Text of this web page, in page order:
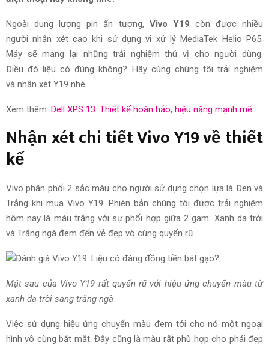
Ngoài dung lượng pin ấn tượng, Vivo Y19 còn đượcnhiều
người nhận xétcao khi sử dụng vi xử lý MediaTek Helio P65.
Máy sẽ mang lại những trải nghiệm thú vị chongười dùng.
Điềuđó liệu có đúng không? Hãy cùng chúng tôi trải nghiệm
và nhận xét Y19 nhé.
Xem thêm: Dell XPS 13: Thiết kế hoàn hảo, hiệu năng mạnh mẽ
Nhận xétchi tiết Vivo Y19 về thiết
kế
Vivophân phối 2 sắc màu chongười sử dụng chọn lựalà Đen và
Trắng khi mua Vivo Y19. Phiên bản chúng tôi được trải nghiệm
hôm nay là màu trắng với sự phối hợp giữa 2 gam: Xanh da trời
và Trắng ngà đem đến vẻ đẹp vô cùng quyến rũ.
Mặt sau của Vivo Y19 rất quyến rũ với hiệu ứng chuyển màu từ
xanh da trời sang trắng ngà
Việc sử dụng hiệu ứng chuyển màu đem tới cho nó một ngoại
hình vô cùng bắt mắt. Đây cũng là màu rấtphù hợp cho phái đẹp